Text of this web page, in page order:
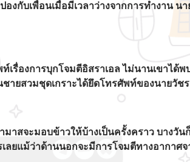
กับเพื่อนเมื่อมีเวลาว่างจากการทำงาน นา
รื่องการบุกโจมตีอิสราเอล ไม่นานเขาได้
ายสวมชุดเกราะได้ยึดโทรศัพท์ของนายวัช
าสจะมอบข้าวให้บ้างเป็นครั้งคราว บางวั
ลยแม้ว่าด้านนอกจะมีการโจมตีทางอากาศ